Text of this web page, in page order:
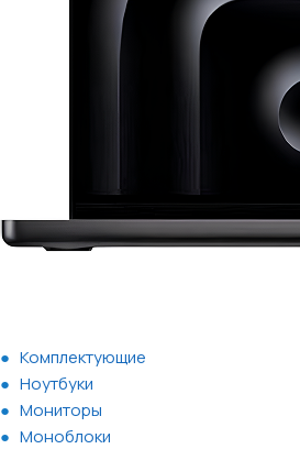
Комплектующие
Ноутбуки
Мониторы
Моноблоки